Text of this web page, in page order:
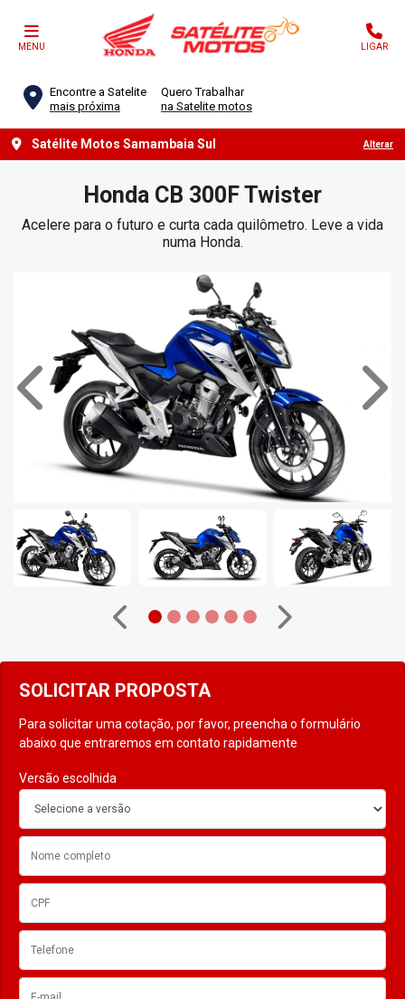
MENU LIGAR
Encontre a Satelite
mais próxima
Quero Trabalhar
na Satelite motos
Satélite Motos Samambaia Sul Alterar
Honda CB 300F Twister
Acelere para o futuro e curta cada quilômetro. Leve a vida
numa Honda.
SOLICITAR PROPOSTA
Para solicitar uma cotação, por favor, preencha o formulário
abaixo que entraremos em contato rapidamente
Versão escolhida
Anterior
Anterior Próximo